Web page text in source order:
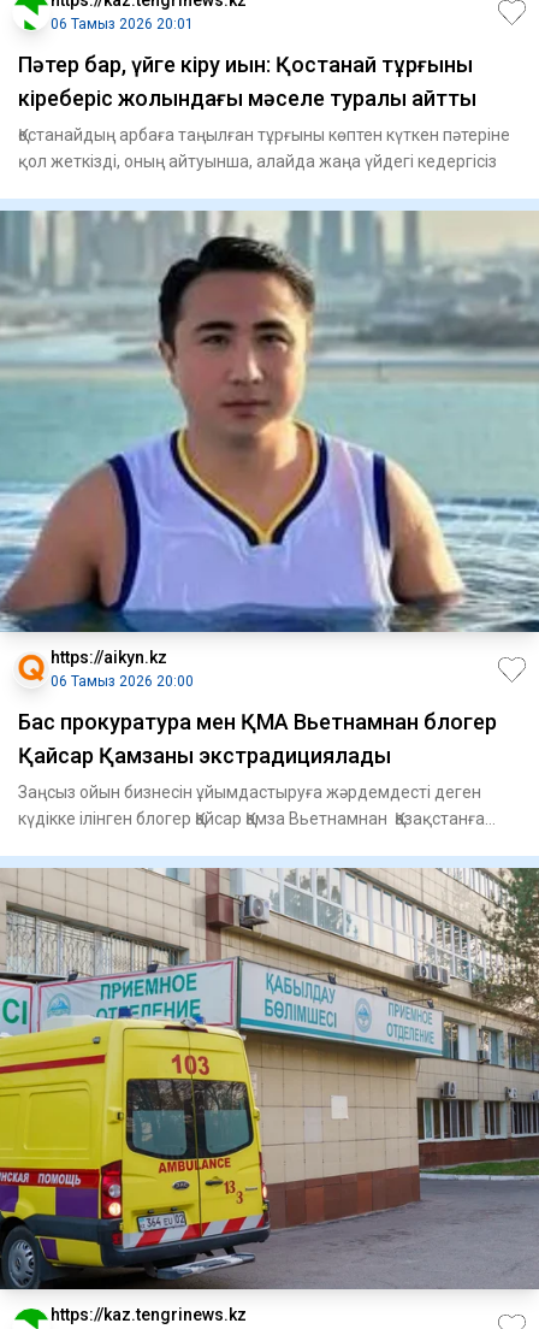
06 Тамыз 2026 20:01
Пәтер бар, үйге кіру қиын: Қостанай тұрғыны
кіреберіс жолындағы мәселе туралы айтты
Қостанайдың арбаға таңылған тұрғыны көптен күткен пәтеріне
қол жеткізді, оның айтуынша, алайда жаңа үйдегі кедергісіз
https://aikyn.kz
06 Тамыз 2026 20:00
Бас прокуратура мен ҚМА Вьетнамнан блогер
Қайсар Қамзаны экстрадициялады
Заңсыз ойын бизнесін ұйымдастыруға жәрдемдесті деген
күдікке ілінген блогер Қайсар Қамза Вьетнамнан Қазақстанға
https://kaz.tengrinews.kz